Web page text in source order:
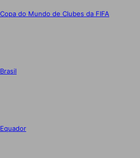
Copa do Mundo de Clubes da FIFA
Brasil
Equador